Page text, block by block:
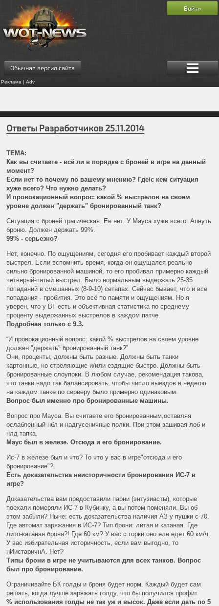
Обычная версия сайта
Реклама | Adv
Войти
Ответы Разработчиков 25.11.2014
ТЕМА:
Как вы считаете - всё ли в порядке с броней в игре на данный
момент?
Если нет то почему по вашему мнению? Где/с кем ситуация
хуже всего? Что нужно делать?
И провокационный вопрос: какой % выстрелов на своем
уровне должен "держать" бронированный танк?
Ситуация с броней трагическая. Её нет. У Мауса хуже всего. Апнуть
броню. Должен держать 99%.
99% - серьезно?
Нет, конечно. По ощущениям, сегодня его пробивает каждый второй
выстрел. Если вспомнить время, когда он ощущался реально
сильно бронированной машиной, то его пробивал примерно каждый
четверый-пятый выстрел. Было нормальным выдержать 25-35
попаданий в смешанных (8-9-10) сетапах. Сейчас бывает, что и все
попадания - пробития. Это всё по памяти и ощущениям. Но я
уверен, что у ВГ есть и объективная статистика по среднему
проценту выдержанных выстрелов в каждом патче.
Подробная только с 9.3.
“И провокационный вопрос: какой % выстрелов на своем уровне
должен "держать" бронированный танк?”
Они, проценты, должны быть разные. Должны быть танки
картонные, но стреляющие и/или ездящие быстро. Должны быть
бронированные слоупоки. В любом случае, рекомендация такова,
что танки надо так балансировать, чтобы число выездов в неделю
на каждом танке по серверу было примерно одинаковым.
Вопрос был именно про бронированные машины.
Вопрос про Мауса. Вы считаете его бронированным,оставляя
ослабленный нбл и надгусеничные полки. При этом зашивая лоб и
нлд тапка.
Маус был в железе. Отсюда и его бронирование.
Ис-7 в железе был и что? То что у вас в игре"отсюда и его
бронирование"?
Есть доказательства неисторичности бронирования ИС-7 в
игре?
Доказательства вам предоставили парни (энтузиасты), которые
поехали померяли ИС-7 в Кубинку, а вы потом поменяли. Вы об
этом забыли? Ныне: есть доказательства наличия АЗ у пушки с-70.
Где автомат заряжания в ИС-7? Тип брони: литая и катаная. Где
лито-катаная броня?! Где 60 км? У вас с горки оно еле едет 60 км/ч.
У вас избирательная историчность, если вам выгодно, то
нИистаричнА. Нет?
Типы брони в игре не учитываются для всех танков. Вопрос
был про бронирование.
Ограничивайте БК голды и броня будет норм. Каждый будет сам
решать, когда лучше заряжать голду, что бы получился профит.
% использования голды не так уж и высок. Даже если дать по 5